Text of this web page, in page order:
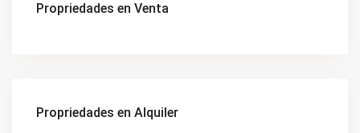
Propriedades en Venta
Propriedades en Alquiler